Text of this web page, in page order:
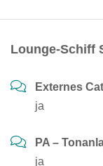
Lounge-Schiff
Externes
ja
PA –
ja